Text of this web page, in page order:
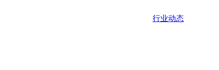
行业动态